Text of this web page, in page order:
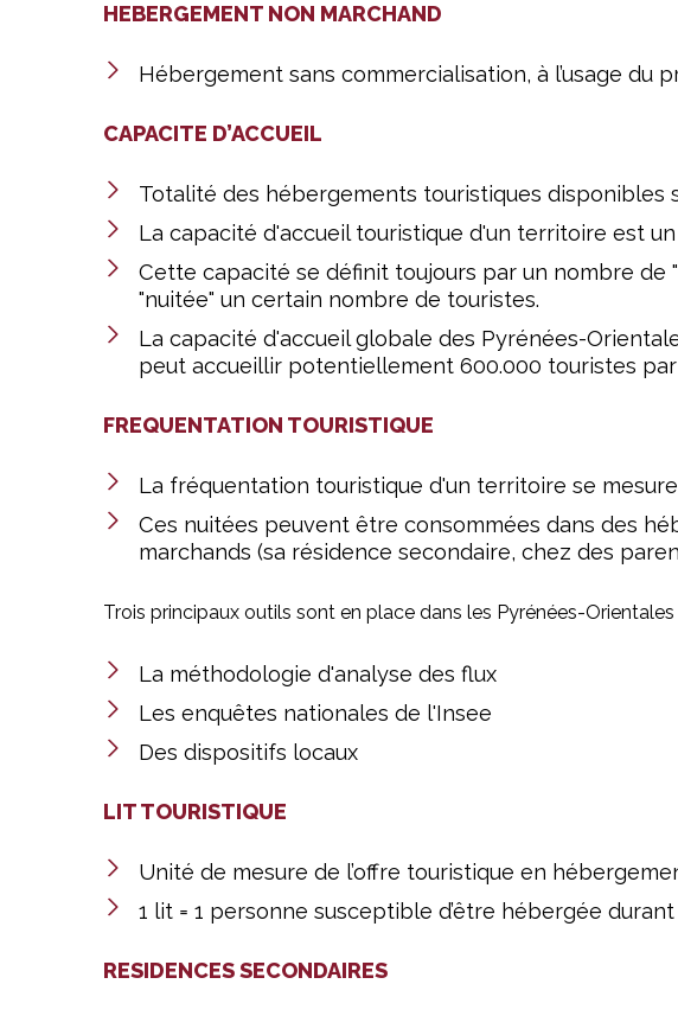
HEBERGEMENT NON MARCHAND
Hébergement sans commercialisation, à l’usage du
CAPACITE D’ACCUEIL
Totalité des hébergements touristiques disponibles
La capacité d'accueil touristique d'un territoire est
Cette capacité se définit toujours par un nombre
"nuitée" un certain nombre de touristes.
La capacité d'accueil globale des Pyrénées-
peut accueillir potentiellement 600.000 touristes par
FREQUENTATION TOURISTIQUE
La fréquentation touristique d'un territoire se
Ces nuitées peuvent être consommées dans des
marchands (sa résidence secondaire, chez des
Trois principaux outils sont en place dans les Pyrénées-
La méthodologie d'analyse des flux
Les enquêtes nationales de l'Insee
Des dispositifs locaux
LIT TOURISTIQUE
Unité de mesure de l’offre touristique en
1 lit = 1 personne susceptible d’être hébergée
RESIDENCES SECONDAIRES